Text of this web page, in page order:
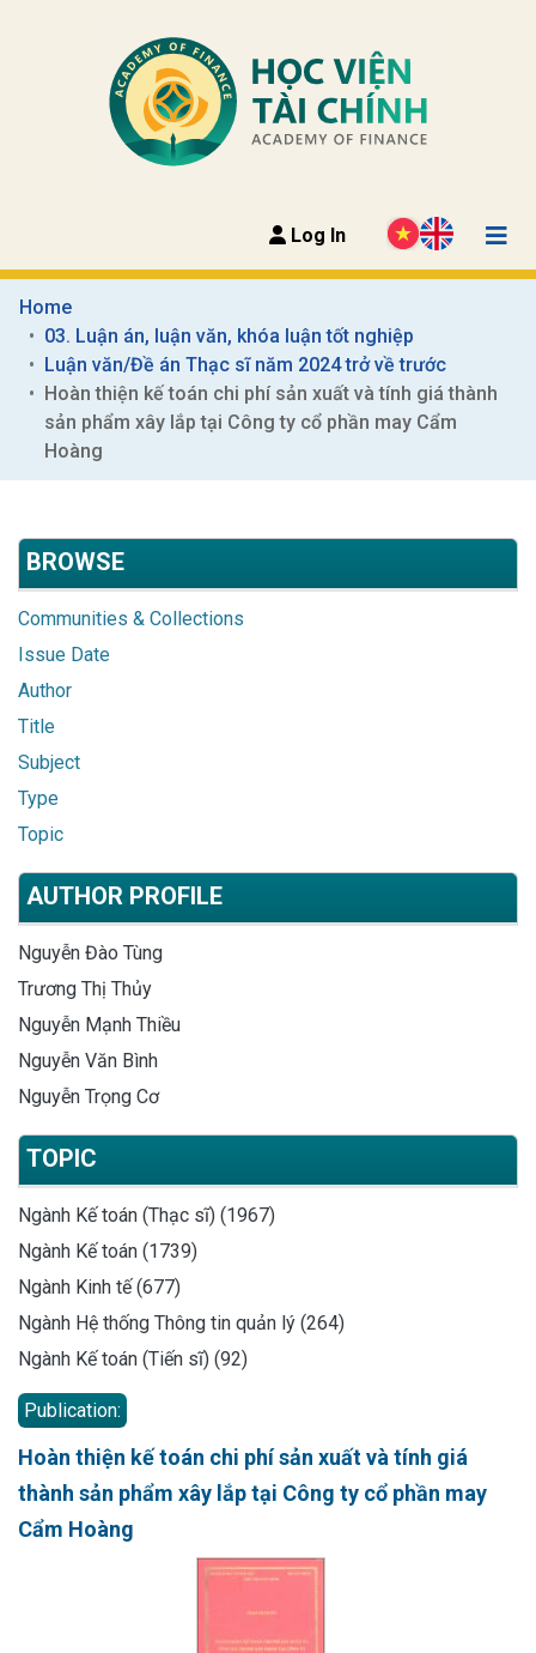
Log In
Home
03. Luận án, luận văn, khóa luận tốt nghiệp
Luận văn/Đề án Thạc sĩ năm 2024 trở về trước
Hoàn thiện kế toán chi phí sản xuất và tính giá thành
sản phẩm xây lắp tại Công ty cổ phần may Cẩm
Hoàng
BROWSE
Communities & Collections
Issue Date
Author
Title
Subject
Type
Topic
AUTHOR PROFILE
Nguyễn Đào Tùng
Trương Thị Thủy
Nguyễn Mạnh Thiều
Nguyễn Văn Bình
Nguyễn Trọng Cơ
TOPIC
Ngành Kế toán (Thạc sĩ) (1967)
Ngành Kế toán (1739)
Ngành Kinh tế (677)
Ngành Hệ thống Thông tin quản lý (264)
Ngành Kế toán (Tiến sĩ) (92)
Publication:
Hoàn thiện kế toán chi phí sản xuất và tính giá
thành sản phẩm xây lắp tại Công ty cổ phần may
Cẩm Hoàng